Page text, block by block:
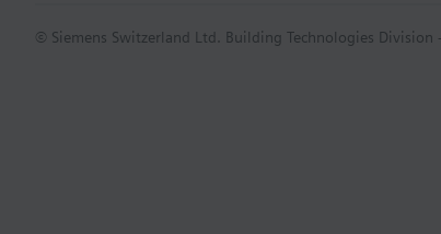
© Siemens Switzerland Ltd. Building Technologies Division